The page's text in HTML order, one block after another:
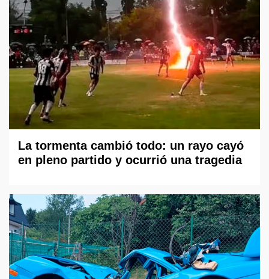
La tormenta cambió todo: un rayo cayó
en pleno partido y ocurrió una tragedia